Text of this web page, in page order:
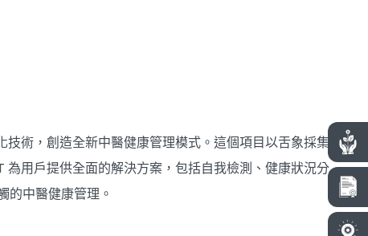
術，創造全新中醫健康管理模式。這個項目以舌象採集
用戶提供全面的解決方案，包括自我檢測、健康狀況分
的中醫健康管理。